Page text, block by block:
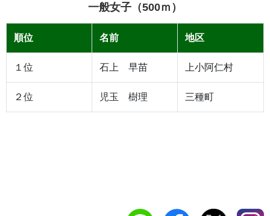
一般女子（500ｍ）
順位 名前 地区
１位 石上 早苗 上小阿仁村
２位 児玉 樹理 三種町